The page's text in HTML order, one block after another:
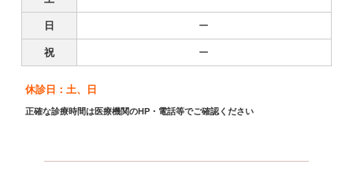
日 ー
祝 ー
休診日：土、日
正確な診療時間は医療機関のHP・電話等でご確認ください